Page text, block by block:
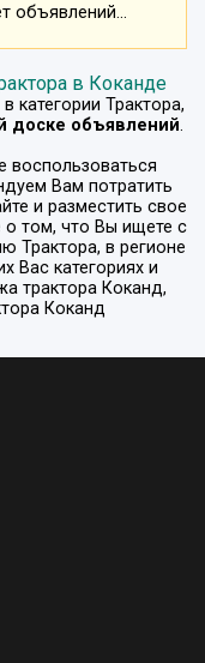
объявлений...
в Коканде
категории Трактора,
доске объявлений.
воспользоваться
Вам потратить
и разместить свое
о том, что Вы ищете с
Трактора, в регионе
Вас категориях и
трактора Коканд,
Коканд